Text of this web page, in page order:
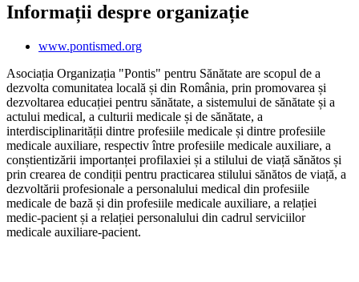
Informații despre organizație
www.pontismed.org
Asociația Organizația "Pontis" pentru Sănătate are scopul de a
dezvolta comunitatea locală și din România, prin promovarea și
dezvoltarea educației pentru sănătate, a sistemului de sănătate și a
actului medical, a culturii medicale și de sănătate, a
interdisciplinarității dintre profesiile medicale și dintre profesiile
medicale auxiliare, respectiv între profesiile medicale auxiliare, a
conștientizării importanței profilaxiei și a stilului de viață sănătos și
prin crearea de condiții pentru practicarea stilului sănătos de viață, a
dezvoltării profesionale a personalului medical din profesiile
medicale de bază și din profesiile medicale auxiliare, a relației
medic-pacient și a relației personalului din cadrul serviciilor
medicale auxiliare-pacient.